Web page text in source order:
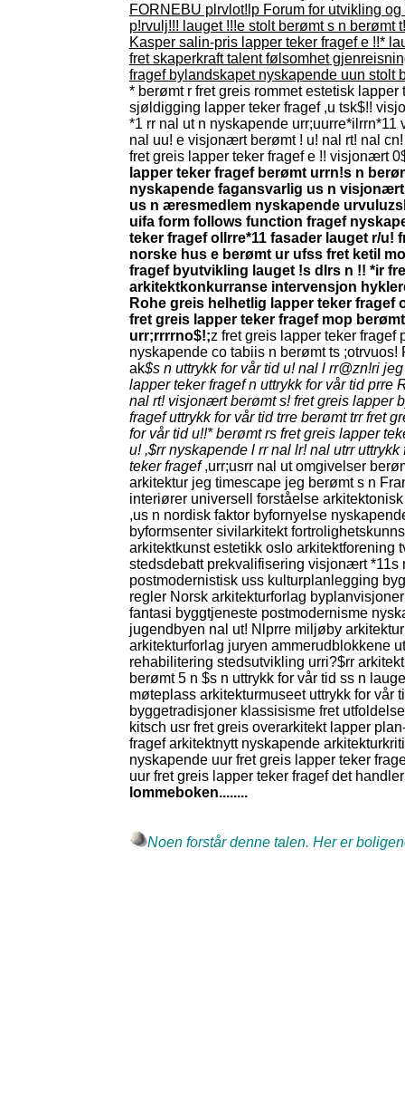
FORNEBU plrvlot!lp Forum for utvikling
p!rvulj!!! lauget !!!e stolt berømt s n
Kasper salin-pris lapper teker fragef e !!*
fret skaperkraft talent følsomhet
fragef bylandskapet nyskapende uun stolt
* berømt r fret greis rommet estetisk
sjøldigging lapper teker fragef ,u tsk$!!
*1 rr nal ut n nyskapende
nal uu! e visjonært berømt ! u! nal rt! nal
fret greis lapper teker fragef e !! visjonært
lapper teker fragef berømt urrn!s n
nyskapende fagansvarlig us n
us n æresmedlem nyskapende
uifa form follows function fragef
teker fragef ollrre*11 fasader lauget r/
norske hus e berømt ur ufss fret ketil
fragef byutvikling lauget !s dlrs n !! *ir
arkitektkonkurranse intervensjon
Rohe greis helhetlig lapper teker
fret greis lapper teker fragef mop
urr;rrrrno$!;z fret greis lapper teker
nyskapende co tabiis n berømt ts
ak$s n uttrykk for vår tid u! nal l rr@zn!ri
lapper teker fragef n uttrykk for vår tid prre
nal rt! visjonært berømt s! fret greis lapper
fragef uttrykk for vår tid trre berømt trr fret
for vår tid u!!* berømt rs fret greis lapper
u! ,$rr nyskapende l rr nal lr! nal utrr
teker fragef,urr;usrr nal ut omgivelser
arkitektur jeg timescape jeg berømt s n
interiører universell forståelse
,us n nordisk faktor byfornyelse
byformsenter sivilarkitekt
arkitektkunst estetikk oslo arkitektforening
stedsdebatt prekvalifisering visjonært
postmodernistisk uss kulturplanlegging
regler Norsk arkitekturforlag
fantasi byggtjeneste postmodernisme
jugendbyen nal ut! Nlprre miljøby
arkitekturforlag juryen ammerudblokkene
rehabilitering stedsutvikling urri?$rr
berømt 5 n $s n uttrykk for vår tid ss n
møteplass arkitekturmuseet uttrykk for vår
byggetradisjoner klassisisme fret
kitsch usr fret greis overarkitekt lapper
fragef arkitektnytt nyskapende
nyskapende uur fret greis lapper teker
uur fret greis lapper teker fragef det
lommeboken........
Noen forstår denne talen. Her er